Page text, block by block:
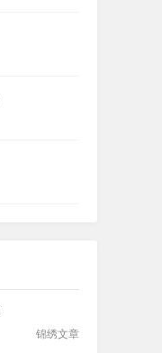
锦绣文章